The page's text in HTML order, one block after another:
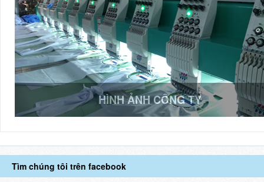
HÌNH ẢNH CÔNG TY
Tìm chúng tôi trên facebook